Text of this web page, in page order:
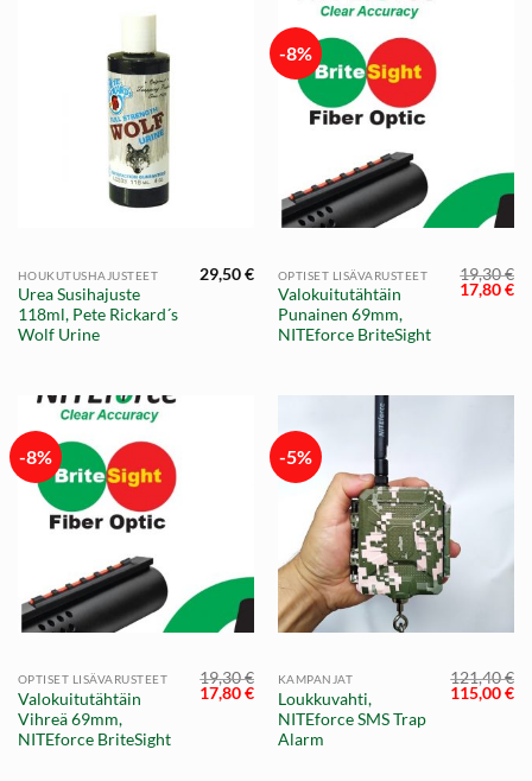
HOUKUTUSHAJUSTEET
Urea Susihajuste
118ml, Pete Rickard´s
Wolf Urine
29,50€
-8%
OPTISET LISÄVARUSTEET
Valokuitutähtäin
Punainen 69mm,
NITEforce BriteSight
19,30€
hinta
17,80€
-8%
OPTISET LISÄVARUSTEET
Valokuitutähtäin
Vihreä 69mm,
NITEforce BriteSight
19,30€
Alkuperäinen
hinta
17,80€Nykyinen
hinta
17,80 €.
-5%
KAMPANJAT
Loukkuvahti,
NITEforce SMS Trap
Alarm
121,40€
hinta
115,00€